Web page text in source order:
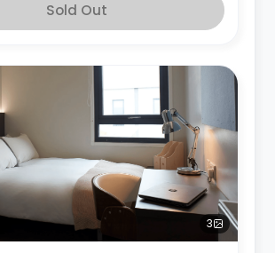
Sold Out
3